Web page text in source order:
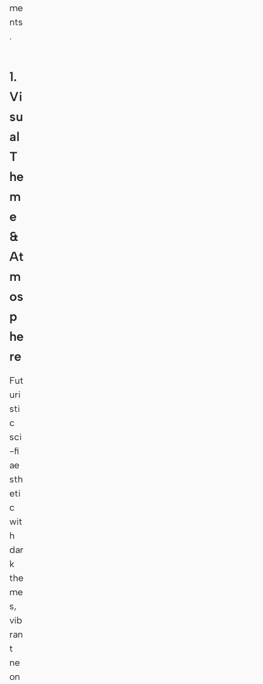
me
nts
.
1.
Vi
su
al
T
he
m
e
&
At
m
os
p
he
re
Fut
uri
sti
c
sci
-fi
ae
sth
eti
c
wit
h
dar
k
the
me
s,
vib
ran
t
ne
on